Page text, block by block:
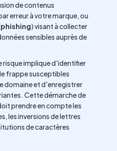
de contenus
erreur à votre marque, ou
phishing) visant à collecter
sensibles auprès de
risque implique d'identifier
frappe susceptibles
domaine et d'enregistrer
Cette démarche de
prendre en compte les
les inversions de lettres
de caractères